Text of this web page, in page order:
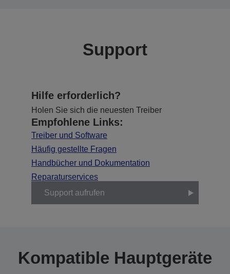
Support
Hilfe erforderlich?
Holen Sie sich die neuesten Treiber
Empfohlene Links:
Treiber und Software
Häufig gestellte Fragen
Handbücher und Dokumentation
Reparaturservices
Support aufrufen
Kompatible Hauptgeräte